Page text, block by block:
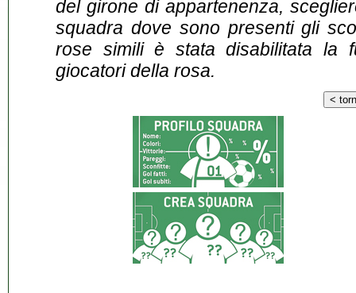
del girone di appartenenza,
squadra dove sono presenti gli
rose simili è stata disabilitata la
giocatori della rosa.